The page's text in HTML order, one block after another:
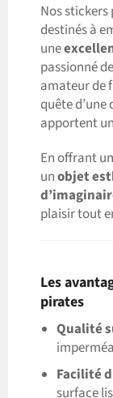
Nos
destinés à
une
passionné
amateur de
quête
apportent
En offrant
unobjet
plaisir tout
Les
pirates
Qualité
Facilité
surface